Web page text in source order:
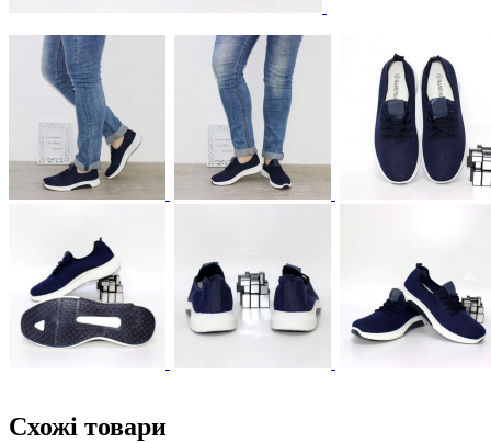
Схожі товари